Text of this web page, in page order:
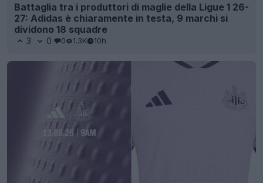
Battaglia tra i produttori di maglie della Ligue 1 26-
27: Adidas è chiaramente in testa, 9 marchi si
dividono 18 squadre
3 0 0 1.3K 10h